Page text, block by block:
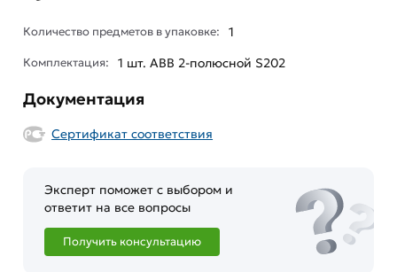
Количество предметов в упаковке: 1
Комплектация: 1 шт. ABB 2-полюсной S202
Документация
Сертификат соответствия
Эксперт поможет с выбором и
ответит на все вопросы
Получить консультацию